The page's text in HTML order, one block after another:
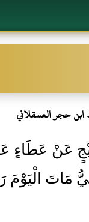
حجر العسقلاني
جُرَيْجٍ عَنْ
مَاتَ